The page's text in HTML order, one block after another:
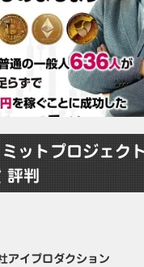
ットプロジェク
評判
アイプロダクション